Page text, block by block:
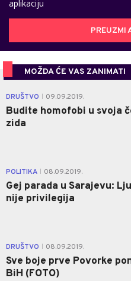
aplikaciju
PREUZMI
MOŽDA ĆE VAS ZANIMATI
DRUŠTVO 09.09.2019.
Budite homofobi u svoja
zida
POLITIKA 08.09.2019.
Gej parada u Sarajevu:
nije privilegija
DRUŠTVO 08.09.2019.
Sve boje prve Povorke
BiH (FOTO)